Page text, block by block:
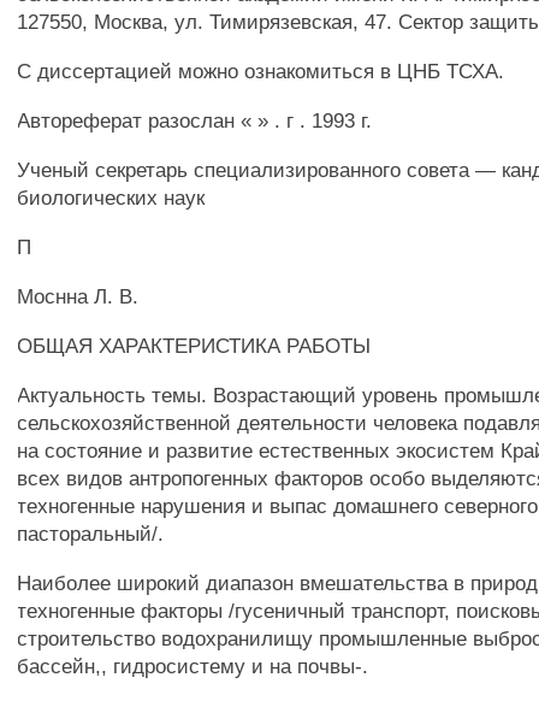
127550, Москва, ул. Тимирязевская, 47. Сектор
С диссертацией можно ознакомиться в ЦНБ ТСХА.
Автореферат разослан « » . г . 1993 г.
Ученый секретарь специализированного совета —
биологических наук
П
Моснна Л. В.
ОБЩАЯ ХАРАКТЕРИСТИКА РАБОТЫ
Актуальность темы. Возрастающий уровень
сельскохозяйственной деятельности человека
на состояние и развитие естественных экосистем
всех видов антропогенных факторов особо
техногенные нарушения и выпас домашнего
пасторальный/.
Наиболее широкий диапазон вмешательства в
техногенные факторы /гусеничный транспорт,
строительство водохранилищу промышленные
бассейн,, гидросистему и на почвы-.